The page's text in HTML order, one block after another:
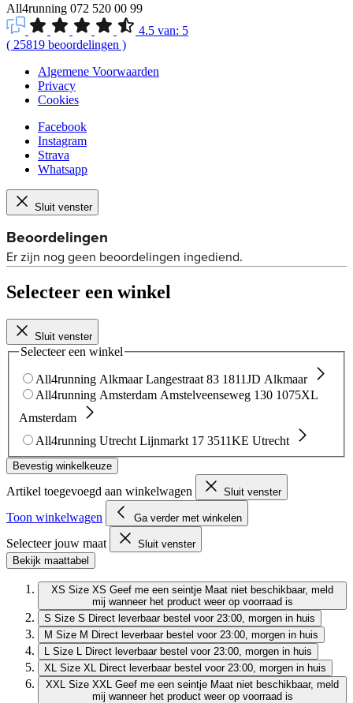
All4running 072 520 00 99
4.5 van: 5
( 25819 beoordelingen )
Algemene Voorwaarden
Privacy
Cookies
Facebook
Instagram
Strava
Whatsapp
Sluit venster
Selecteer een winkel
Sluit venster
Selecteer een winkel
All4running Alkmaar Langestraat 83 1811JD Alkmaar
All4running Amsterdam Amstelveenseweg 130 1075XL
Amsterdam
All4running Utrecht Lijnmarkt 17 3511KE Utrecht
Bevestig winkelkeuze
Artikel toegevoegd aan winkelwagen Sluit venster
Toon winkelwagen Ga verder met winkelen
Selecteer jouw maat
Sluit venster
Bekijk maattabel
XS Size XS Geef me een seintje Maat niet beschikbaar, meld
mij wanneer het product weer op voorraad is
S Size S Direct leverbaar bestel voor 23:00, morgen in huis
M Size M Direct leverbaar bestel voor 23:00, morgen in huis
Size L Direct leverbaar bestel voor 23:00, morgen in huis
XL
Size XL Direct leverbaar bestel voor 23:00, morgen in huis
XXL
Size XXL Geef me een seintje Maat niet beschikbaar, meld
mij wanneer het product weer op voorraad is